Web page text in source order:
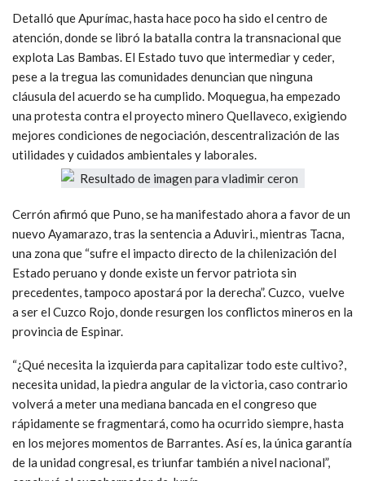
Detalló que Apurímac, hasta hace poco ha sido el centro de
atención, donde se libró la batalla contra la transnacional que
explota Las Bambas. El Estado tuvo que intermediar y ceder,
pese a la tregua las comunidades denuncian que ninguna
cláusula del acuerdo se ha cumplido. Moquegua, ha empezado
una protesta contra el proyecto minero Quellaveco, exigiendo
mejores condiciones de negociación, descentralización de las
utilidades y cuidados ambientales y laborales.
Cerrón afirmó que Puno, se ha manifestado ahora a favor de un
nuevo Ayamarazo, tras la sentencia a Aduviri., mientras Tacna,
una zona que “sufre el impacto directo de la chilenización del
Estado peruano y donde existe un fervor patriota sin
precedentes, tampoco apostará por la derecha”. Cuzco, vuelve
a ser el Cuzco Rojo, donde resurgen los conflictos mineros en la
provincia de Espinar.
“¿Qué necesita la izquierda para capitalizar todo este cultivo?,
necesita unidad, la piedra angular de la victoria, caso contrario
volverá a meter una mediana bancada en el congreso que
rápidamente se fragmentará, como ha ocurrido siempre, hasta
en los mejores momentos de Barrantes. Así es, la única garantía
de la unidad congresal, es triunfar también a nivel nacional”,